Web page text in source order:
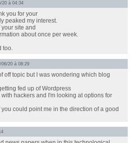
20 à 04:34
you for your
peaked my interest.
your site and
about once per week.
too.
06/20 à 08:29
off topic but I was wondering which blog
fed up of Wordpress
hackers and I'm looking at options for
could point me in the direction of a good